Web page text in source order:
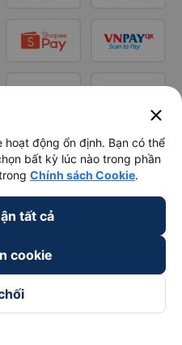
close
động ổn định. Bạn có thể
bất kỳ lúc nào trong phần
Chính sách Cookie.
tất cả
cookie